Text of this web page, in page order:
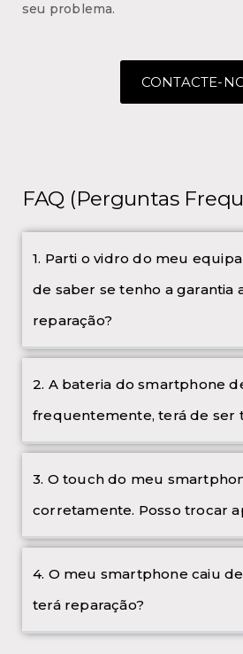
seu problema.
CONTACTE-
FAQ (Perguntas
1. Parti o vidro do meu
de saber se tenho a garantia
reparação?
2. A bateria do smartphone
frequentemente, terá de ser
3. O touch do meu
corretamente. Posso trocar
4. O meu smartphone caiu
terá reparação?